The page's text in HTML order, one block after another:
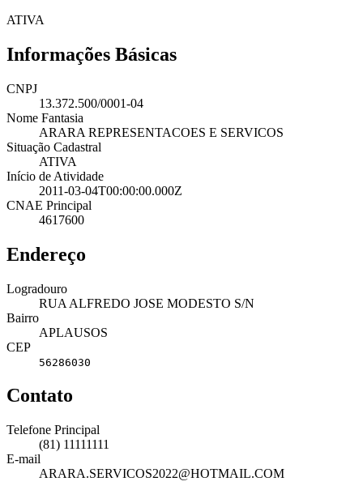
ATIVA
Informações Básicas
CNPJ
13.372.500/0001-04
Nome Fantasia
ARARA REPRESENTACOES E SERVICOS
Situação Cadastral
ATIVA
Início de Atividade
2011-03-04T00:00:00.000Z
CNAE Principal
4617600
Endereço
Logradouro
RUA ALFREDO JOSE MODESTO S/N
Bairro
APLAUSOS
CEP
56286030
Contato
Telefone Principal
(81) 11111111
E-mail
ARARA.SERVICOS2022@HOTMAIL.COM